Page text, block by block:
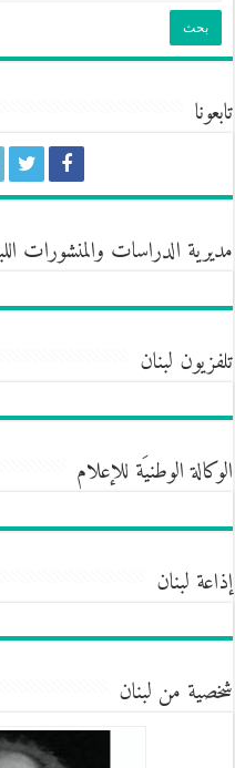
تابعونا
مديرية الدراسات والمنشورات
تلفزيون لبنان
الوكالة الوطنيَة للإعلام
إذاعة لبنان
شخصية من لبنان